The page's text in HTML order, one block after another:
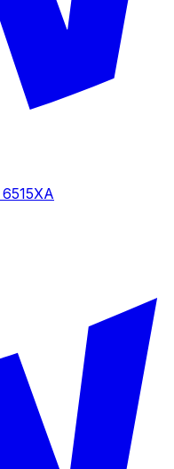
6515XA